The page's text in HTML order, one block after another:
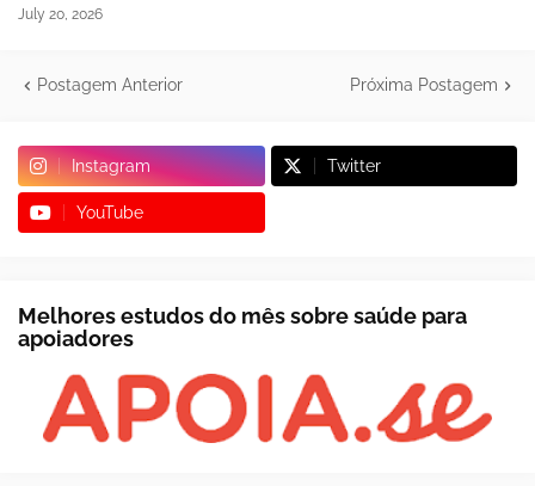
July 20, 2026
Postagem Anterior Próxima Postagem
Instagram Twitter
YouTube
Melhores estudos do mês sobre saúde para
apoiadores